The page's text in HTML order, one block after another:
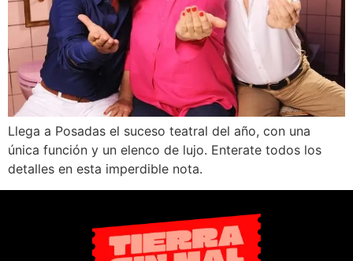
Llega a Posadas el suceso teatral del año, con una
única función y un elenco de lujo. Enterate todos los
detalles en esta imperdible nota.